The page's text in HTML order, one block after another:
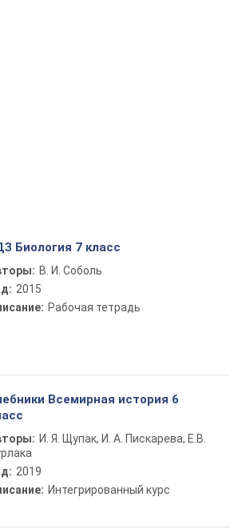
Биология 7 класс
В. И. Соболь
2015
Рабочая тетрадь
Всемирная история 6
И. Я. Щупак, И. А. Пискарева, Е.В.
2019
Интегрированный курс